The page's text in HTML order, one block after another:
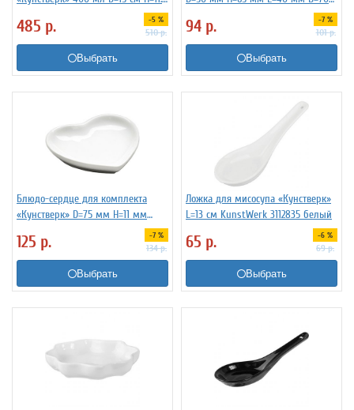
485 р. -5 %
510р.
Выбрать
94 р. -7 %
101р.
Выбрать
Блюдо-сердце для комплекта
«Кунстверк» D=75 мм H=11 мм
3021106
125 р. -7 %
134р.
Выбрать
Ложка для мисосупа «Кунстверк»
L=13 см KunstWerk 3112835 белый
65 р. -6 %
69р.
Выбрать